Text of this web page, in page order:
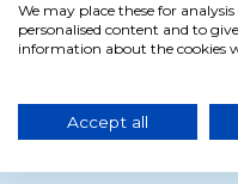
La facilité de
Fauteuil Gunnar
Découvrez
environnement,
We may place these for
personalised content and to
information about the cookies
Accept all